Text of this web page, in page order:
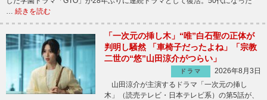
… 続きを読む
「一次元の挿し木」“唯”白石聖の正体が
判明し騒然 「車椅子だったよね」「宗教
二世の“悠”山田涼介がつらい」
ドラマ
2026年8月3日
山田涼介が主演するドラマ「一次元の挿し
木」（読売テレビ・日本テレビ系）の第5話が、